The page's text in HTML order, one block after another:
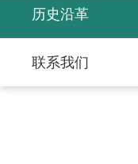
历史沿革
联系我们